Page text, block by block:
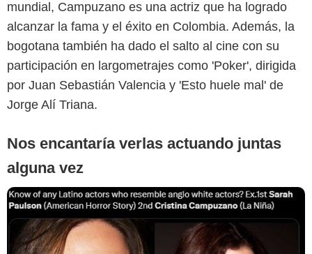
mundial, Campuzano es una actriz que ha logrado
alcanzar la fama y el éxito en Colombia. Además, la
bogotana también ha dado el salto al cine con su
participación en largometrajes como 'Poker', dirigida
por Juan Sebastián Valencia y 'Esto huele mal' de
Jorge Alí Triana.
Nos encantaría verlas actuando juntas
alguna vez